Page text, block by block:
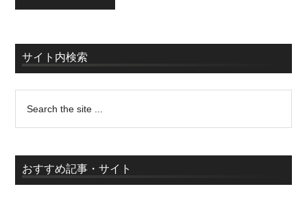
サイト内検索
おすすめ記事・サイト